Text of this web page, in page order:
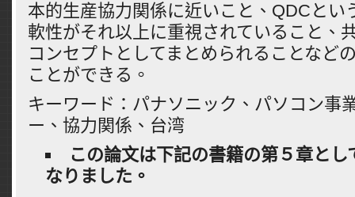
本的生産協力関係に近いこと、QDCとい
軟性がそれ以上に重視されていること、
コンセプトとしてまとめられることなど
ことができる。
キーワード：パナソニック、パソコン事
ー、協力関係、台湾
この論文は下記の書籍の第５章とし
なりました。